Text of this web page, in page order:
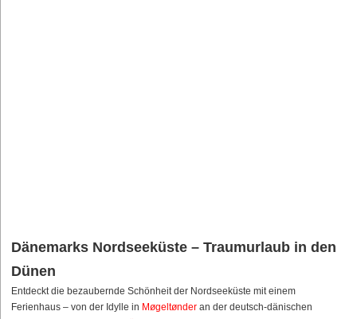
Dänemarks Nordseeküste – Traumurlaub in den
Dünen
Entdeckt die bezaubernde Schönheit der Nordseeküste mit einem
Ferienhaus – von der Idylle in Møgeltønderan der deutsch-dänischen